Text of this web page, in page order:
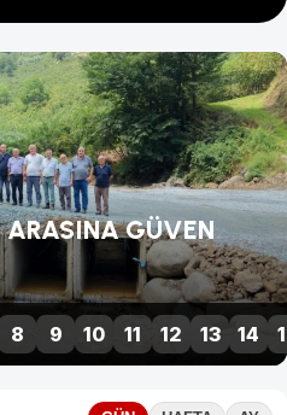
ZİYARET...
8 9 10 11 12 13 14